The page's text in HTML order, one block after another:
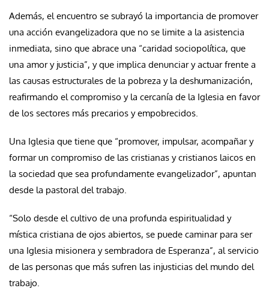
Además, el encuentro se subrayó la importancia de promover
una acción evangelizadora que no se limite a la asistencia
inmediata, sino que abrace una “caridad sociopolítica, que
una amor y justicia”, y que implica denunciar y actuar frente a
las causas estructurales de la pobreza y la deshumanización,
reafirmando el compromiso y la cercanía de la Iglesia en favor
de los sectores más precarios y empobrecidos.
Una Iglesia que tiene que “promover, impulsar, acompañar y
formar un compromiso de las cristianas y cristianos laicos en
la sociedad que sea profundamente evangelizador”, apuntan
desde la pastoral del trabajo.
“Solo desde el cultivo de una profunda espiritualidad y
mística cristiana de ojos abiertos, se puede caminar para ser
una Iglesia misionera y sembradora de Esperanza”, al servicio
de las personas que más sufren las injusticias del mundo del
trabajo.